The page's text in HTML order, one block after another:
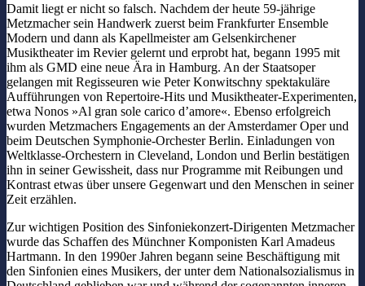
Damit liegt er nicht so falsch. Nachdem der heute 59-jährige
Metzmacher sein Handwerk zuerst beim Frankfurter Ensemble
Modern und dann als Kapellmeister am Gelsenkirchener
Musiktheater im Revier gelernt und erprobt hat, begann 1995 mit
ihm als GMD eine neue Ära in Hamburg. An der Staatsoper
gelangen mit Regisseuren wie Peter Konwitschny spektakuläre
Aufführungen von Repertoire-Hits und Musiktheater-Experimenten,
etwa Nonos »Al gran sole carico d’amore«. Ebenso erfolgreich
wurden Metzmachers Engagements an der Amsterdamer Oper und
beim Deutschen Symphonie-Orchester Berlin. Einladungen von
Weltklasse-Orchestern in Cleveland, London und Berlin bestätigen
ihn in seiner Gewissheit, dass nur Programme mit Reibungen und
Kontrast etwas über unsere Gegenwart und den Menschen in seiner
Zeit erzählen.
Zur wichtigen Position des Sinfoniekonzert-Dirigenten Metzmacher
wurde das Schaffen des Münchner Komponisten Karl Amadeus
Hartmann. In den 1990er Jahren begann seine Beschäftigung mit
den Sinfonien eines Musikers, der unter dem Nationalsozialismus in